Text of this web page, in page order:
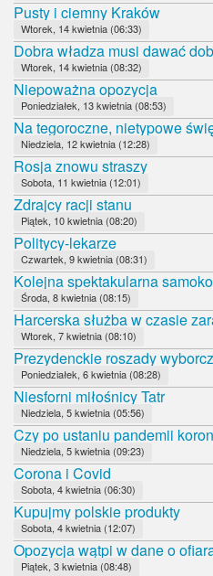
Pusty i ciemny Kraków
Wtorek, 14 kwietnia (06:33)
Dobra władza musi dawać
Wtorek, 14 kwietnia (08:32)
Niepoważna opozycja
Poniedziałek, 13 kwietnia (08:53)
Na tegoroczne, nietypowe
Niedziela, 12 kwietnia (12:28)
Rosja znowu straszy
Sobota, 11 kwietnia (12:01)
Zdrajcy racji stanu
Piątek, 10 kwietnia (08:20)
Politycy-lekarze
Czwartek, 9 kwietnia (08:31)
Kolejna spektakularna
Środa, 8 kwietnia (08:15)
Harcerska służba w czasie
Wtorek, 7 kwietnia (08:10)
Prezydenckie roszady
Poniedziałek, 6 kwietnia (08:28)
Niesforni miłośnicy Tatr
Niedziela, 5 kwietnia (05:56)
Czy po ustaniu pandemii
Niedziela, 5 kwietnia (09:23)
Corona i Covid
Sobota, 4 kwietnia (06:30)
Kupujmy polskie produkty
Sobota, 4 kwietnia (12:07)
Opozycja wątpi w dane o
Piątek, 3 kwietnia (08:48)